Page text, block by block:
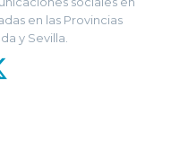
en las Provincias
y Sevilla.